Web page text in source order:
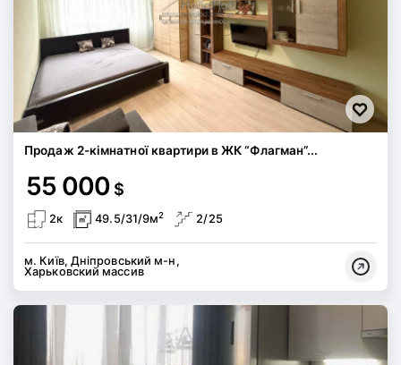
Продаж 2-кімнатної квартири в ЖК “Флагман”...
55 000 $
2к 49.5/31/9м2 2/25
м. Київ, Дніпровський м-н,
Харьковский массив